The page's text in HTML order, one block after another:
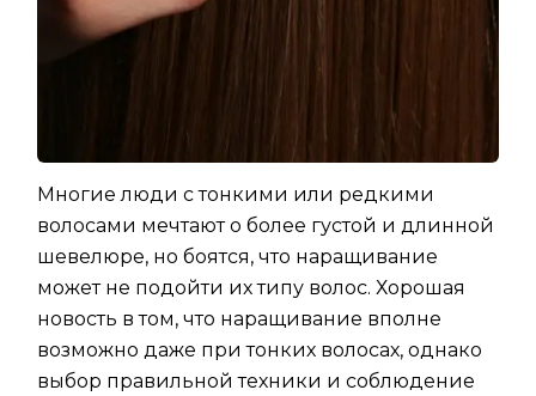
Многие люди с тонкими или редкими
волосами мечтают о более густой и длинной
шевелюре, но боятся, что наращивание
может не подойти их типу волос. Хорошая
новость в том, что наращивание вполне
возможно даже при тонких волосах, однако
выбор правильной техники и соблюдение